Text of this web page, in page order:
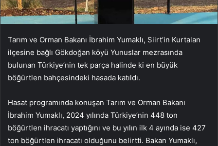
Tarım ve Orman Bakanı İbrahim Yumaklı, Siirt’in Kurtalan
ilçesine bağlı Gökdoğan köyü Yunuslar mezrasında
bulunan Türkiye’nin tek parça halinde ki en büyük
böğürtlen bahçesindeki hasada katıldı.
Hasat programında konuşan Tarım ve Orman Bakanı
İbrahim Yumaklı, 2024 yılında Türkiye’nin 448 ton
böğürtlen ihracatı yaptığını ve bu yılın ilk 4 ayında ise 427
ton böğürtlen ihracatı olduğunu belirtti. Bakan Yumaklı,